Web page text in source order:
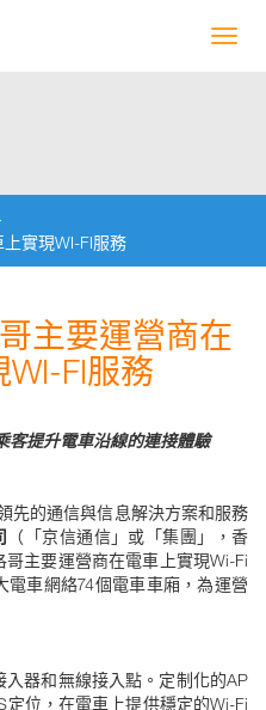
實現WI-FI服務
主要運營商在
FI服務
客提升電車沿線的連接體驗
先的通信與信息解決方案和服務
（「京信通信」或「集團」，香
主要運營商在電車上實現Wi-Fi
電車網絡74個電車車廂，為運營
器和無線接入點。定制化的AP
定位，在電車上提供穩定的Wi-Fi